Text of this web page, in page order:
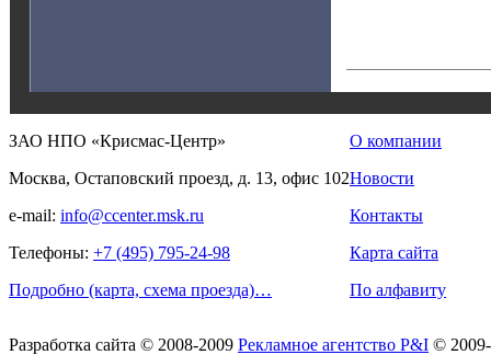
ЗАО НПО «Крисмас-Центр»
Москва, Остаповский проезд, д. 13, офис 102
e-mail: info@ccenter.msk.ru
Телефоны: +7 (495) 795-24-98
Подробно (карта, схема проезда)…
О компании
Новости
Контакты
Карта сайта
По алфавиту
Разработка сайта © 2008-2009 Рекламное агентство P&I ©